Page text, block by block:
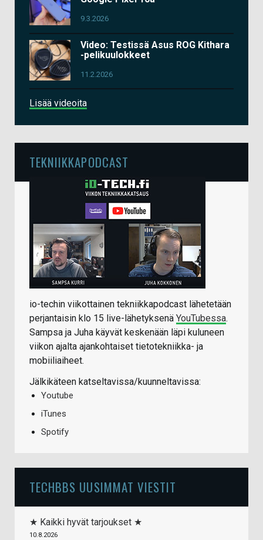
9.3.2026
Video: Testissä Asus ROG Kithara
-pelikuulokkeet
11.2.2026
Lisää videoita
TEKNIIKKAPODCAST
io-techin viikottainen tekniikkapodcast lähetetään
perjantaisin klo 15 live-lähetyksenä YouTubessa.
Sampsa ja Juha käyvät keskenään läpi kuluneen
viikon ajalta ajankohtaiset tietotekniikka- ja
mobiiliaiheet.
Jälkikäteen katseltavissa/kuunneltavissa:
Youtube
iTunes
Spotify
TECHBBS UUSIMMAT VIESTIT
★ Kaikki hyvät tarjoukset ★
10.8.2026